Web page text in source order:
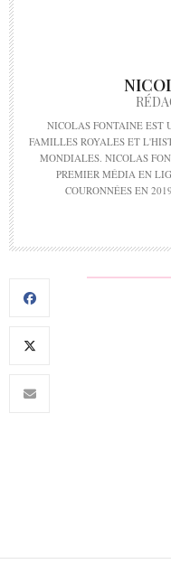
NICOLAS FONTAINE EST
FAMILLES ROYALES ET
MONDIALES. NICOLAS
PREMIER MÉDIA EN
COURONNÉES EN